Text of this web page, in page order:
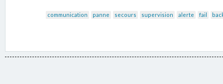
communication panne secours supervision alerte fail